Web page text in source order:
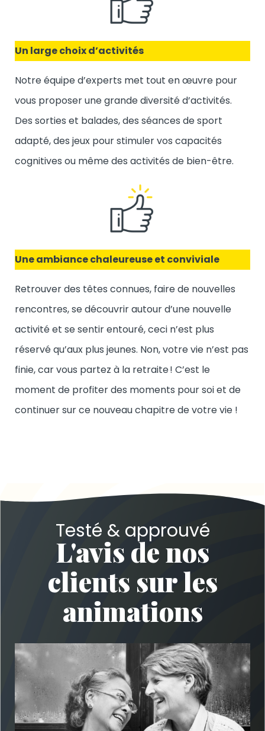
Un large choix d’activités
Notre équipe d’experts met tout en œuvre pour
vous proposer une grande diversité d’activités.
Des sorties et balades, des séances de sport
adapté, des jeux pour stimuler vos capacités
cognitives ou même des activités de bien-être.
Une ambiance chaleureuse et conviviale
Retrouver des têtes connues, faire de nouvelles
rencontres, se découvrir autour d’une nouvelle
activité et se sentir entouré, ceci n’est plus
réservé qu’aux plus jeunes. Non, votre vie n’est pas
finie, car vous partez à la retraite ! C’est le
moment de profiter des moments pour soi et de
continuer sur ce nouveau chapitre de votre vie !
Testé & approuvé
L'avis de nos
clients sur les
animations